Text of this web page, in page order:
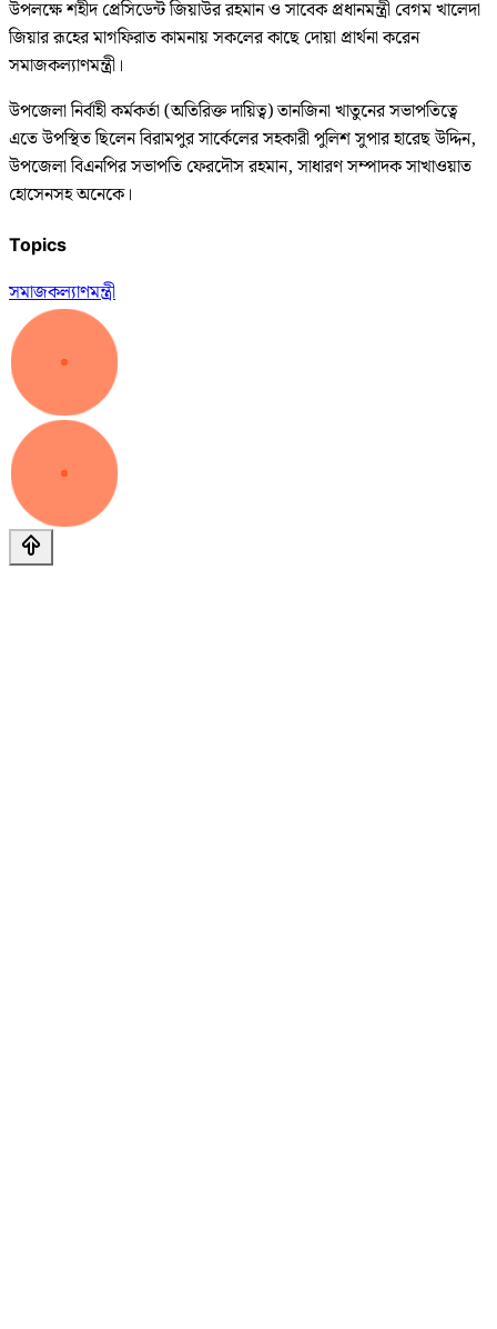
উপলক্ষে শহীদ প্রেসিডেন্ট জিয়াউর রহমান ও সাবেক প্রধানমন্ত্রী বেগম খালেদা
জিয়ার রূহের মাগফিরাত কামনায় সকলের কাছে দোয়া প্রার্থনা করেন
সমাজকল্যাণমন্ত্রী।
উপজেলা নির্বাহী কর্মকর্তা (অতিরিক্ত দায়িত্ব) তানজিনা খাতুনের সভাপতিত্বে
এতে উপস্থিত ছিলেন বিরামপুর সার্কেলের সহকারী পুলিশ সুপার হারেছ উদ্দিন,
উপজেলা বিএনপির সভাপতি ফেরদৌস রহমান, সাধারণ সম্পাদক সাখাওয়াত
হোসেনসহ অনেকে।
Topics
সমাজকল্যাণমন্ত্রী